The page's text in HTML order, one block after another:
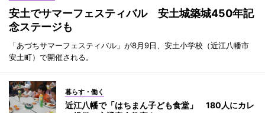
安土でサマーフェスティバル 安土城築城450年記
念ステージも
「あづちサマーフェスティバル」が8月9日、安土小学校（近江八幡市
安土町）で開催される。
暮らす・働く
近江八幡で「はちまん子ども食堂」 180人にカレ